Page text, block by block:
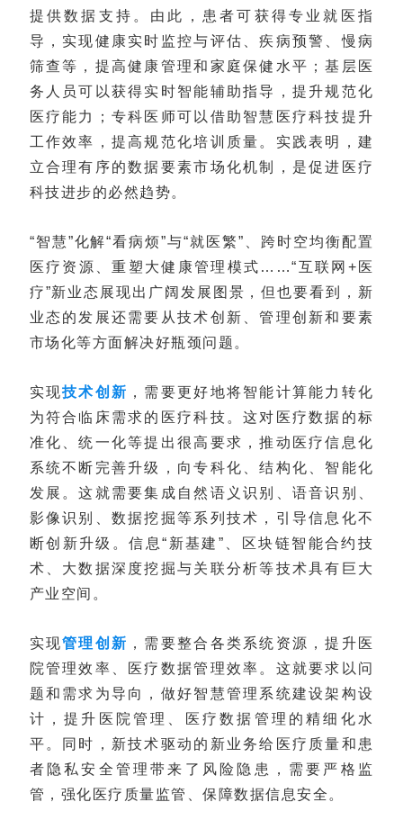
提供数据支持。由此，患者可获得专业就医指
导，实现健康实时监控与评估、疾病预警、慢病
筛查等，提高健康管理和家庭保健水平；基层医
务人员可以获得实时智能辅助指导，提升规范化
医疗能力；专科医师可以借助智慧医疗科技提升
工作效率，提高规范化培训质量。实践表明，建
立合理有序的数据要素市场化机制，是促进医疗
科技进步的必然趋势。
“智慧”化解“看病烦”与“就医繁”、跨时空均衡配置
医疗资源、重塑大健康管理模式……“互联网+医
疗”新业态展现出广阔发展图景，但也要看到，新
业态的发展还需要从技术创新、管理创新和要素
市场化等方面解决好瓶颈问题。
实现技术创新 ，需要更好地将智能计算能力转化
为符合临床需求的医疗科技。这对医疗数据的标
准化、统一化等提出很高要求，推动医疗信息化
系统不断完善升级，向专科化、结构化、智能化
发展。这就需要集成自然语义识别、语音识别、
影像识别、数据挖掘等系列技术，引导信息化不
断创新升级。信息“新基建”、区块链智能合约技
术、大数据深度挖掘与关联分析等技术具有巨大
产业空间。
实现管理创新 ，需要整合各类系统资源，提升医
院管理效率、医疗数据管理效率。这就要求以问
题和需求为导向，做好智慧管理系统建设架构设
计，提升医院管理、医疗数据管理的精细化水
平。同时，新技术驱动的新业务给医疗质量和患
者隐私安全管理带来了风险隐患，需要严格监
管，强化医疗质量监管、保障数据信息安全。